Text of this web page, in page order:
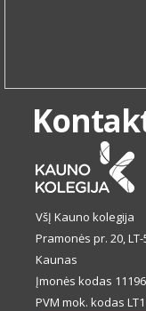
VšĮ Kauno kolegija
Pramonės pr. 20,
Kaunas
Įmonės kodas
PVM mok. kodas